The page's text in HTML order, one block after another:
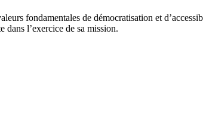
fondamentales de démocratisation et
l’exercice de sa mission.